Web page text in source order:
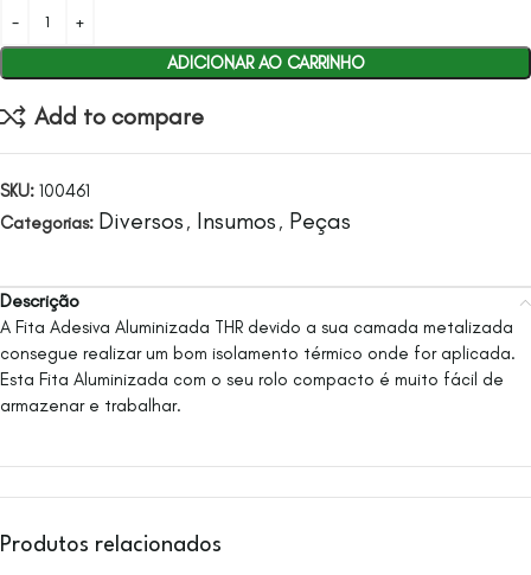
ADICIONAR AO CARRINHO
Add to compare
SKU: 100461
Categorias: Diversos , Insumos , Peças
Descrição
A Fita Adesiva Aluminizada THR devido a sua camada metalizada
consegue realizar um bom isolamento térmico onde for aplicada.
Esta Fita Aluminizada com o seu rolo compacto é muito fácil de
armazenar e trabalhar.
Produtos relacionados